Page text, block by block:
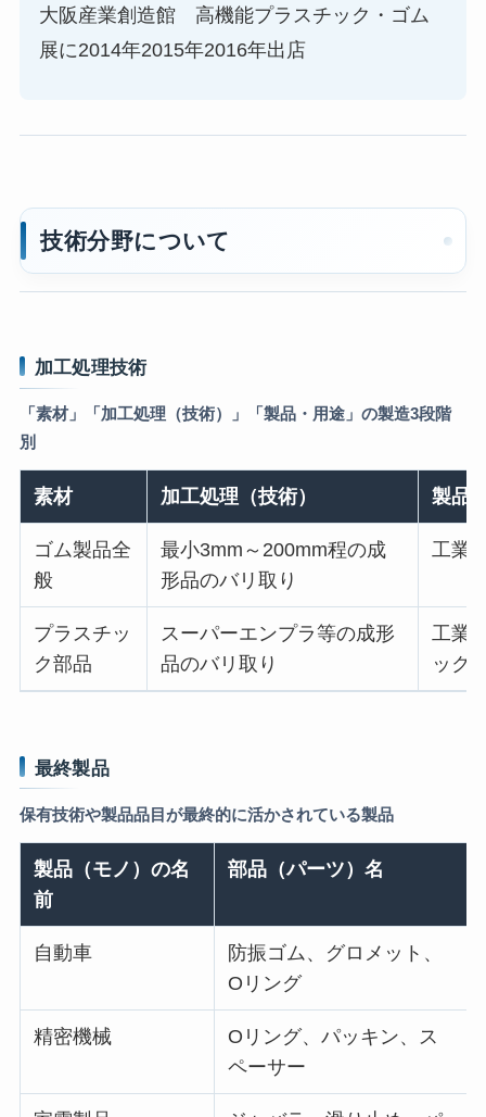
大阪産業創造館 高機能プラスチック・ゴム
展に2014年2015年2016年出店
技術分野について
加工処理技術
「素材」「加工処理（技術）」「製品・用途」の製造3段階
別
素材 加工処理（技術） 製品
ゴム製品全
般
最小3mm～200mm程の成
形品のバリ取り
工業
プラスチッ
ク部品
スーパーエンプラ等の成形
品のバリ取り
工業
ック
最終製品
保有技術や製品品目が最終的に活かされている製品
製品（モノ）の名
前
部品（パーツ）名
自動車
防振ゴム、グロメット、
Oリング
精密機械
Oリング、パッキン、ス
ペーサー